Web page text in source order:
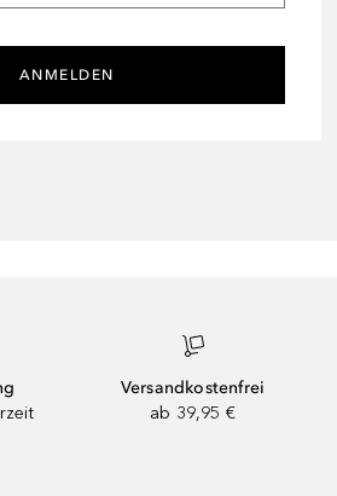
ANMELDEN
Versandkostenfrei
ab 39,95 €